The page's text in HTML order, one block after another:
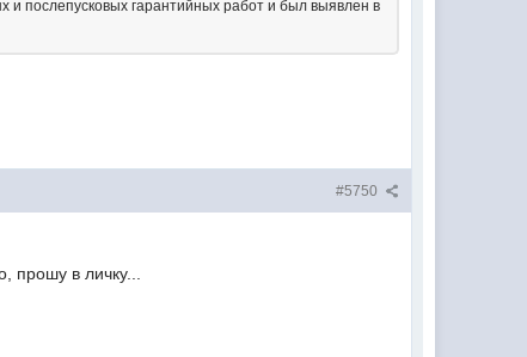
и послепусковых гарантийных работ и был выявлен в
#5750
прошу в личку...